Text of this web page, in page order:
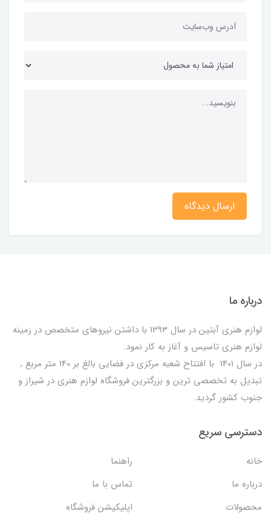
ارسال دیدگاه
درباره ما
لوازم هنری آبتین در سال 1393 با داشتن نیروهای متخصص در زمینه
لوازم هنری تاسیس و آغاز به کار نمود.
در سال 1401 با افتتاح شعبه مرکزی در فضایی بالغ بر 140 متر مربع ,
تبدیل به تخصصی ترین و بزرگترین فروشگاه لوازم هنری در شیراز و
جنوب کشور گردید.
دسترسی سریع
خانه
راهنما
درباره ما
تماس با ما
محصولات
اپلیکیشن فروشگاه